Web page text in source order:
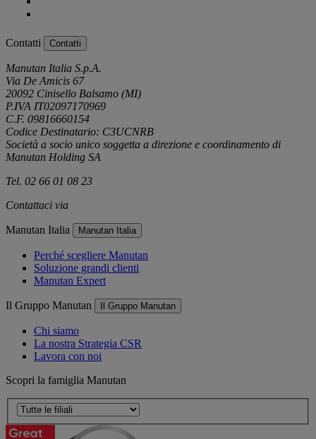
Contatti Contatti
Manutan Italia S.p.A.
Via De Amicis 67
20092 Cinisello Balsamo (MI)
P.IVA IT02097170969
C.F. 09816660154
Codice Destinatario: C3UCNRB
Società a socio unico soggetta a direzione e coordinamento di
Manutan Holding SA
Tel. 02 66 01 08 23
Contattaci via
Manutan Italia Manutan Italia
Perché scegliere Manutan
Soluzione grandi clienti
Manutan Expert
Il Gruppo Manutan Il Gruppo Manutan
Chi siamo
La nostra Strategia CSR
Lavora con noi
Scopri la famiglia Manutan